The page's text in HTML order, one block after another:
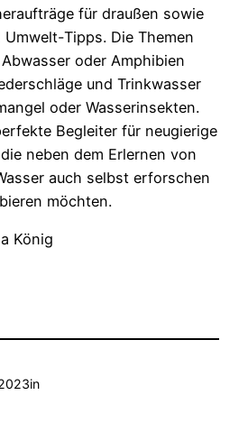
für draußen sowie
Tipps. Die Themen
oder Amphibien
und Trinkwasser
oder Wasserinsekten.
Begleiter für neugierige
neben dem Erlernen von
auch selbst erforschen
möchten.
König
in